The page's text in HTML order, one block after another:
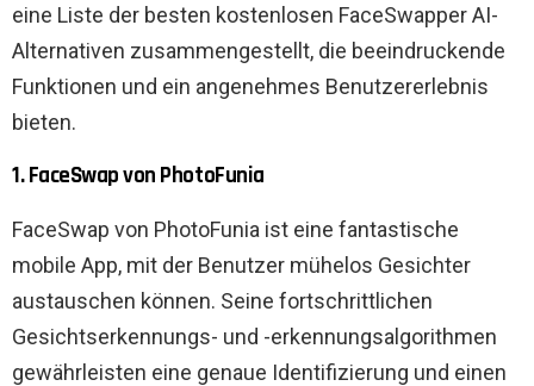
eine Liste der besten kostenlosen FaceSwapper AI-
Alternativen zusammengestellt, die beeindruckende
Funktionen und ein angenehmes Benutzererlebnis
bieten.
1. FaceSwap von PhotoFunia
FaceSwap von PhotoFunia ist eine fantastische
mobile App, mit der Benutzer mühelos Gesichter
austauschen können. Seine fortschrittlichen
Gesichtserkennungs- und -erkennungsalgorithmen
gewährleisten eine genaue Identifizierung und einen